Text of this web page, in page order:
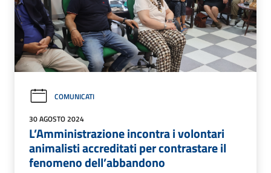
COMUNICATI
30 AGOSTO 2024
L’Amministrazione incontra i volontari
animalisti accreditati per contrastare il
fenomeno dell’abbandono